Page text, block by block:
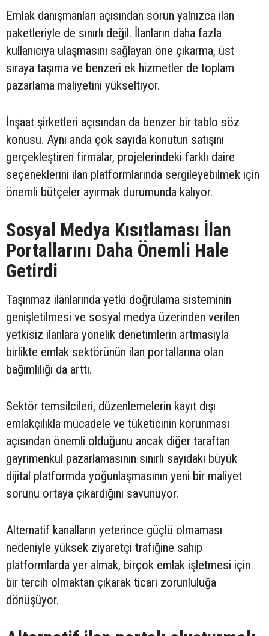
Emlak danışmanları açısından sorun yalnızca ilan
paketleriyle de sınırlı değil. İlanların daha fazla
kullanıcıya ulaşmasını sağlayan öne çıkarma, üst
sıraya taşıma ve benzeri ek hizmetler de toplam
pazarlama maliyetini yükseltiyor.
İnşaat şirketleri açısından da benzer bir tablo söz
konusu. Aynı anda çok sayıda konutun satışını
gerçekleştiren firmalar, projelerindeki farklı daire
seçeneklerini ilan platformlarında sergileyebilmek için
önemli bütçeler ayırmak durumunda kalıyor.
Sosyal Medya Kısıtlaması İlan
Portallarını Daha Önemli Hale
Getirdi
Taşınmaz ilanlarında yetki doğrulama sisteminin
genişletilmesi ve sosyal medya üzerinden verilen
yetkisiz ilanlara yönelik denetimlerin artmasıyla
birlikte emlak sektörünün ilan portallarına olan
bağımlılığı da arttı.
Sektör temsilcileri, düzenlemelerin kayıt dışı
emlakçılıkla mücadele ve tüketicinin korunması
açısından önemli olduğunu ancak diğer taraftan
gayrimenkul pazarlamasının sınırlı sayıdaki büyük
dijital platformda yoğunlaşmasının yeni bir maliyet
sorunu ortaya çıkardığını savunuyor.
Alternatif kanalların yeterince güçlü olmaması
nedeniyle yüksek ziyaretçi trafiğine sahip
platformlarda yer almak, birçok emlak işletmesi için
bir tercih olmaktan çıkarak ticari zorunluluğa
dönüşüyor.